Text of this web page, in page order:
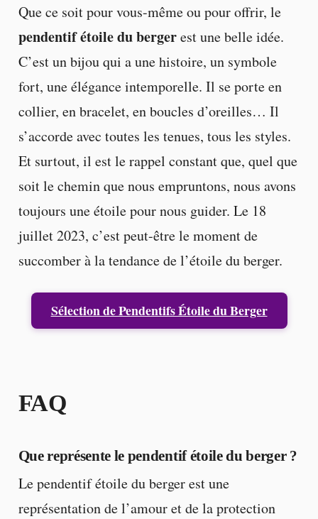
Que ce soit pour vous-même ou pour offrir, le
pendentif étoile du bergerest une belle idée.
C’est un bijou qui a une histoire, un symbole
fort, une élégance intemporelle. Il se porte en
collier, en bracelet, en boucles d’oreilles… Il
s’accorde avec toutes les tenues, tous les styles.
Et surtout, il est le rappel constant que, quel que
soit le chemin que nous empruntons, nous avons
toujours une étoile pour nous guider. Le 18
juillet 2023, c’est peut-être le moment de
succomber à la tendance de l’étoile du berger.
Sélection de Pendentifs Étoile du Berger
FAQ
Que représente le pendentif étoile du berger ?
Le pendentif étoile du berger est une
représentation de l’amour et de la protection